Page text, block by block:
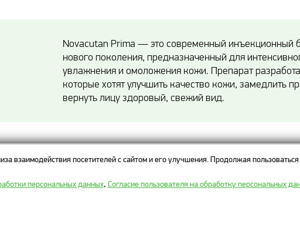
Novacutan Prima — это современный инъекционный
нового поколения, предназначенный для
увлажнения и омоложения кожи. Препарат
которые хотят улучшить качество кожи, замедлить
вернуть лицу здоровый, свежий вид.
на биоревитализацию Novacutan Prima
взаимодействия посетителей с сайтом и его улучшения. Продолжая
персональных данных, Согласие пользователя на обработку персональных